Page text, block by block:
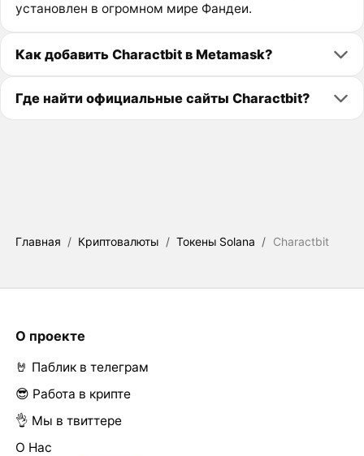
установлен в огромном мире Фандеи.
Как добавить Charactbit в Metamask?
Где найти официальные сайты Charactbit?
Главная / Криптовалюты / Токены Solana / Charactbit
О проекте
🤘 Паблик в телеграм
😎 Работа в крипте
👌 Мы в твиттере
О Нас